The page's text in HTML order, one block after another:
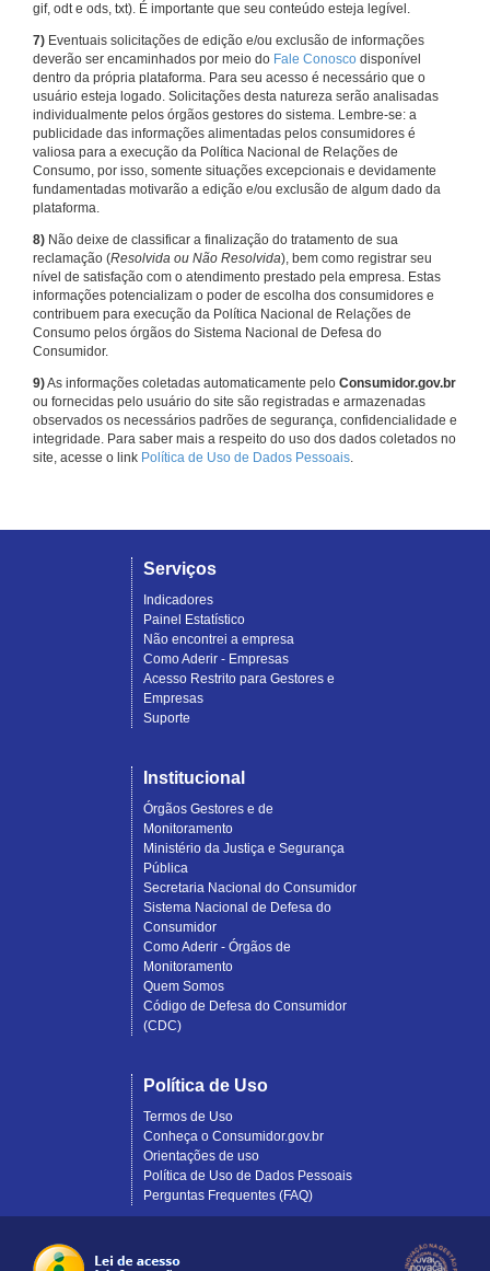
gif, odt e ods, txt). É importante que seu conteúdo esteja legível.
7) Eventuais solicitações de edição e/ou exclusão de informações
deverão ser encaminhados por meio do Fale Conosco disponível
dentro da própria plataforma. Para seu acesso é necessário que o
usuário esteja logado. Solicitações desta natureza serão analisadas
individualmente pelos órgãos gestores do sistema. Lembre-se: a
publicidade das informações alimentadas pelos consumidores é
valiosa para a execução da Política Nacional de Relações de
Consumo, por isso, somente situações excepcionais e devidamente
fundamentadas motivarão a edição e/ou exclusão de algum dado da
plataforma.
8) Não deixe de classificar a finalização do tratamento de sua
reclamação (Resolvida ou Não Resolvida), bem como registrar seu
nível de satisfação com o atendimento prestado pela empresa. Estas
informações potencializam o poder de escolha dos consumidores e
contribuem para execução da Política Nacional de Relações de
Consumo pelos órgãos do Sistema Nacional de Defesa do
Consumidor.
9)As informações coletadas automaticamente pelo Consumidor.gov.br
ou fornecidas pelo usuário do site são registradas e armazenadas
observados os necessários padrões de segurança, confidencialidade e
integridade. Para saber mais a respeito do uso dos dados coletados no
site, acesse o link Política de Uso de Dados Pessoais.
Serviços
Indicadores
Painel Estatístico
Não encontrei a empresa
Como Aderir - Empresas
Acesso Restrito para Gestores e
Empresas
Suporte
Institucional
Órgãos Gestores e de
Monitoramento
Ministério da Justiça e Segurança
Pública
Secretaria Nacional do Consumidor
Sistema Nacional de Defesa do
Consumidor
Como Aderir - Órgãos de
Monitoramento
Quem Somos
Código de Defesa do Consumidor
(CDC)
Política de Uso
Termos de Uso
Conheça o Consumidor.gov.br
Orientações de uso
Política de Uso de Dados Pessoais
Perguntas Frequentes (FAQ)